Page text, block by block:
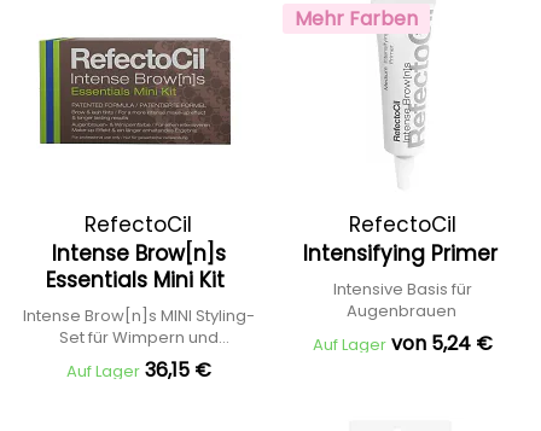
RefectoCil
Intense Brow[n]s
Essentials Mini Kit
Intense Brow[n]s MINI Styling-
Set für Wimpern und
Augenbrauen
Auf Lager 36,15 €
Mehr Farben
RefectoCil
Intensifying Primer
Intensive Basis für
Augenbrauen
Auf Lager von 5,24 €